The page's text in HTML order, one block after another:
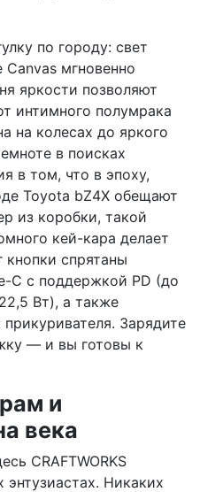
по городу: свет
Canvas мгновенно
яркости позволяют
интимного полумрака
на колесах до яркого
в поисках
в том, что в эпоху,
Toyota bZ4X обещают
из коробки, такой
кей-кара делает
спрятаны
C с поддержкой PD (до
Вт), а также
Зарядите
— и вы готовы к
и
века
CRAFTWORKS
энтузиастах. Никаких